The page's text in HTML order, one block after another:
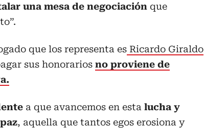
una mesa de negociación que
que los representa es Ricardo Giraldo
sus honorarios no proviene de
a que avancemos en esta lucha y
, aquella que tantos egos erosiona y